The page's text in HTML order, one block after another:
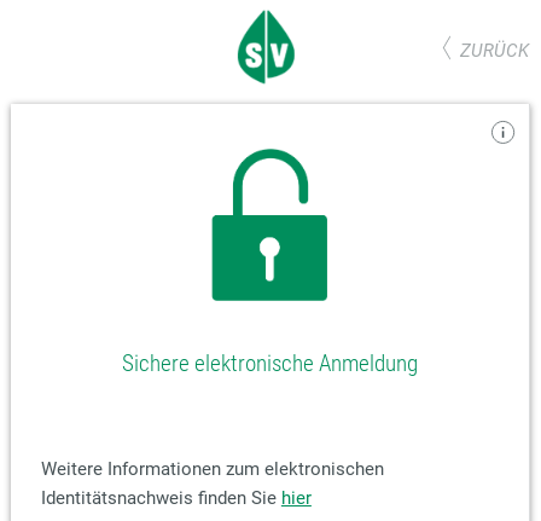
ZURÜCK
Sichere elektronische Anmeldung
Weitere Informationen zum elektronischen
Identitätsnachweis finden Sie hier